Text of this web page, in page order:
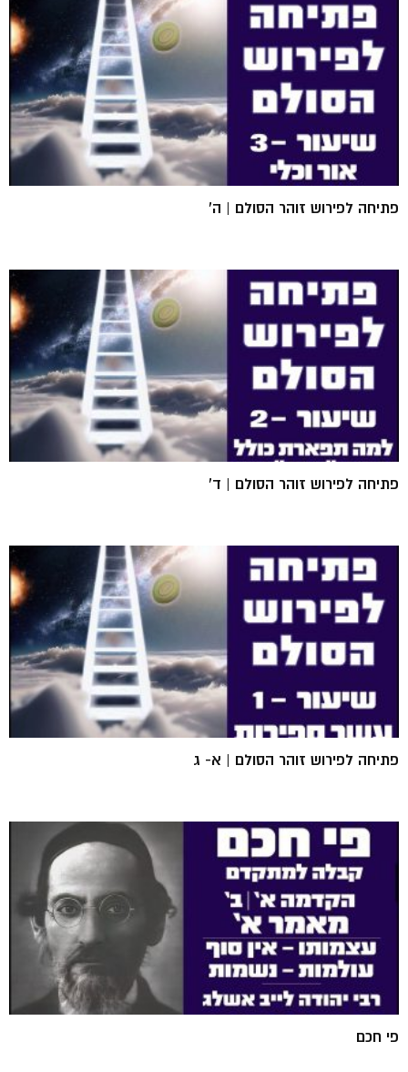
פתיחה לפירוש זוהר הסולם | ה'
פתיחה לפירוש זוהר הסולם | ד'
פתיחה לפירוש זוהר הסולם | א- ג
פי חכם